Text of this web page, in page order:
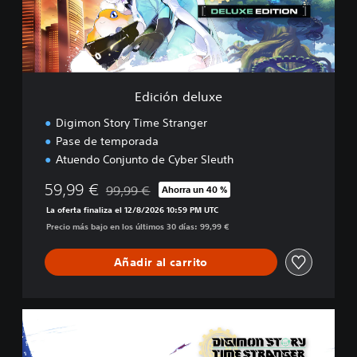
d
e
l
u
x
Edición deluxe
Digimon Story Time Stranger
Pase de temporada
Atuendo Conjunto de Cyber Sleuth
59,99 € Rebajado del precio original de 99,99 €
99,99 € Ahorra un 40 %
La oferta finaliza el 12/8/2026 10:59 PM UTC
Precio más bajo en los últimos 30 días: 99,99 €
Añadir al carrito
d